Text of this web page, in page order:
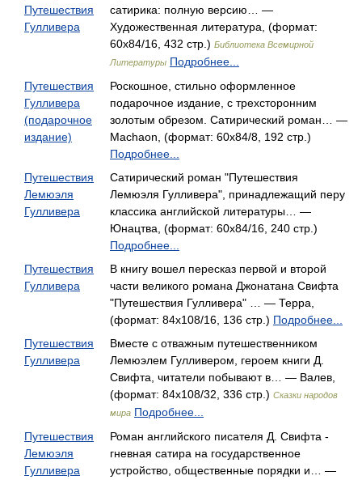
Путешествия
Гулливера
сатирика: полную версию… —
Художественная литература, (формат:
60x84/16, 432 стр.) Библиотека Всемирной
Литературы Подробнее...
Путешествия
Гулливера
(подарочное
издание)
Роскошное, стильно оформленное
подарочное издание, с трехсторонним
золотым обрезом. Сатирический роман… —
Machaon, (формат: 60x84/8, 192 стр.)
Подробнее...
Путешествия
Лемюэля
Гулливера
Сатирический роман "Путешествия
Лемюэля Гулливера", принадлежащий перу
классика английской литературы… —
Юнацтва, (формат: 60x84/16, 240 стр.)
Подробнее...
Путешествия
Гулливера
В книгу вошел пересказ первой и второй
части великого романа Джонатана Свифта
"Путешествия Гулливера" … — Терра,
(формат: 84x108/16, 136 стр.) Подробнее...
Путешествия
Гулливера
Вместе с отважным путешественником
Лемюэлем Гулливером, героем книги Д.
Свифта, читатели побывают в… — Валев,
(формат: 84x108/32, 336 стр.) Сказки народов
мира Подробнее...
Путешествия
Лемюэля
Гулливера
Роман английского писателя Д. Свифта -
гневная сатира на государственное
устройство, общественные порядки и… —